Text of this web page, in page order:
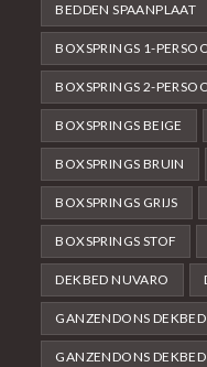
BEDDEN SPAANPLAAT
BOXSPRINGS 1-
BOXSPRINGS 2-
BOXSPRINGS BEIGE
BOXSPRINGS BRUIN
BOXSPRINGS GRIJS
BOXSPRINGS STOF
DEKBED NUVARO
GANZENDONS DEKBED
GANZENDONS